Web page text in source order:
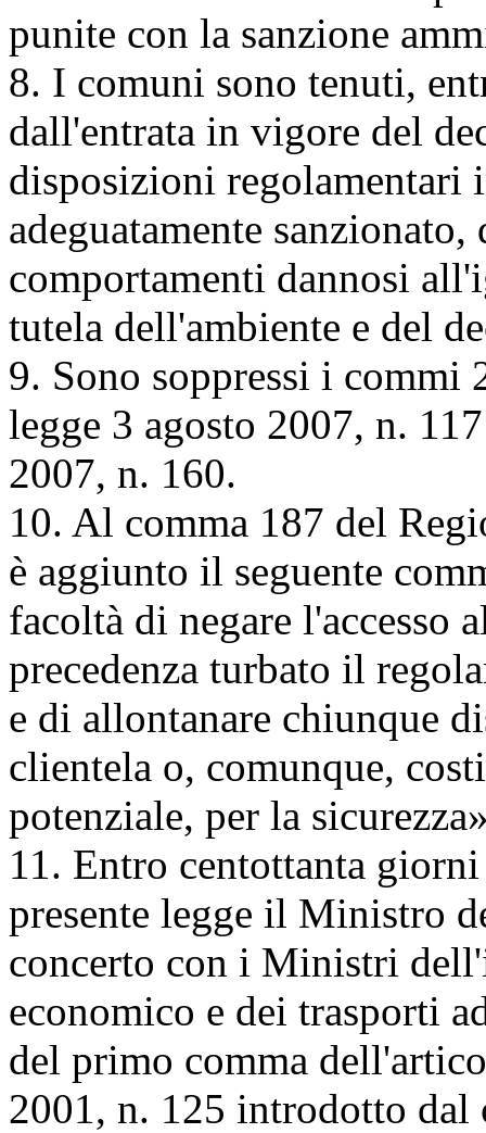
punite con la sanzione
8. I comuni sono tenuti,
dall'entrata in vigore del
disposizioni
adeguatamente
comportamenti dannosi
tutela dell'ambiente e del
9. Sono soppressi i commi
legge 3 agosto 2007, n.
2007, n. 160.
10. Al comma 187 del
è aggiunto il seguente
facoltà di negare l'accesso
precedenza turbato il
e di allontanare chiunque
clientela o, comunque,
potenziale, per la
11. Entro centottanta
presente legge il Ministro
concerto con i Ministri
economico e dei trasporti
del primo comma
2001, n. 125 introdotto dal